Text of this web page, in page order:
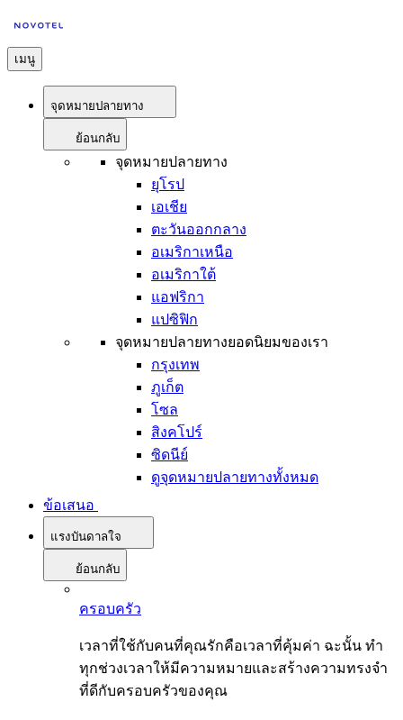
เมนู
จุดหมายปลายทาง
ย้อนกลับ
จุดหมายปลายทาง
ยุโรป
เอเชีย
ตะวันออกกลาง
อเมริกาเหนือ
อเมริกาใต้
แอฟริกา
แปซิฟิก
จุดหมายปลายทางยอดนิยมของเรา
กรุงเทพ
ภูเก็ต
โซล
สิงคโปร์
ซิดนีย์
ดูจุดหมายปลายทางทั้งหมด
ข้อเสนอ
แรงบันดาลใจ
ย้อนกลับ
ครอบครัว
เวลาที่ใช้กับคนที่คุณรักคือเวลาที่คุ้มค่า ฉะนั้น ทำ
ทุกช่วงเวลาให้มีความหมายและสร้างความทรงจำ
ที่ดีกับครอบครัวของคุณ